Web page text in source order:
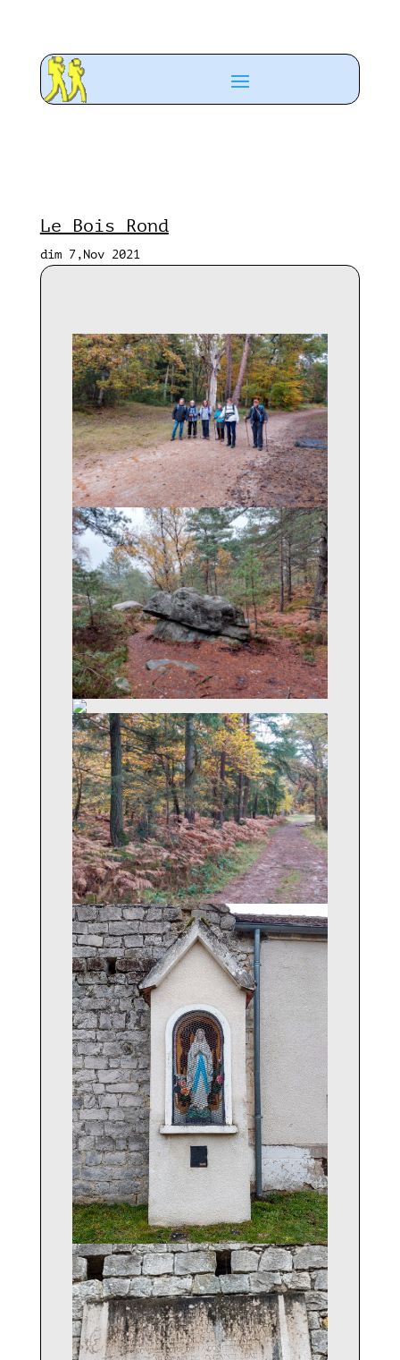
Le Bois Rond
dim 7,Nov 2021